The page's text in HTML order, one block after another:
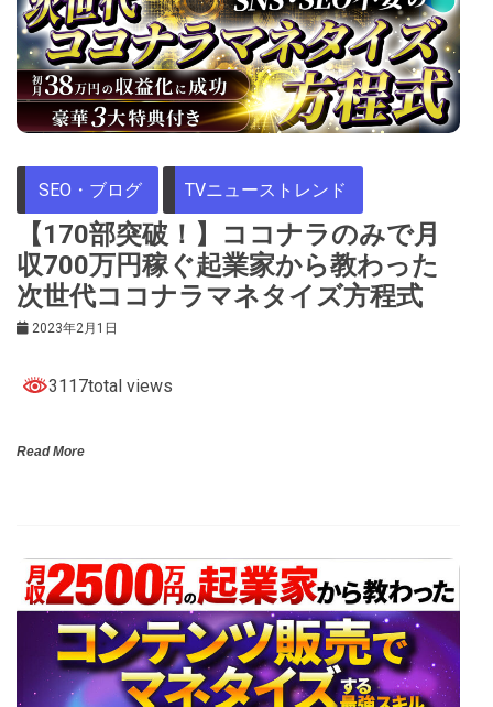
SEO・ブログ TVニューストレンド
【170部突破！】ココナラのみで月
収700万円稼ぐ起業家から教わった
次世代ココナラマネタイズ方程式
2023年2月1日
3117total views
Read More